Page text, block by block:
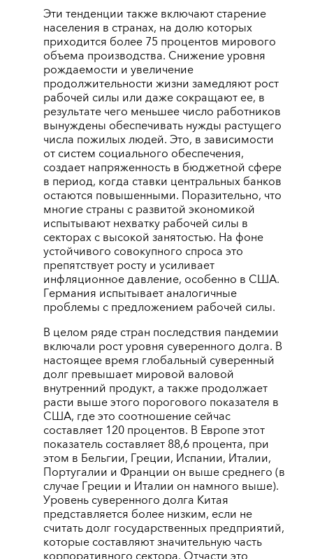
Эти тенденции также включают старение
населения в странах, на долю которых
приходится более 75 процентов мирового
объема производства. Снижение уровня
рождаемости и увеличение
продолжительности жизни замедляют рост
рабочей силы или даже сокращают ее, в
результате чего меньшее число работников
вынуждены обеспечивать нужды растущего
числа пожилых людей. Это, в зависимости
от систем социального обеспечения,
создает напряженность в бюджетной сфере
в период, когда ставки центральных банков
остаются повышенными. Поразительно, что
многие страны с развитой экономикой
испытывают нехватку рабочей силы в
секторах с высокой занятостью. На фоне
устойчивого совокупного спроса это
препятствует росту и усиливает
инфляционное давление, особенно в США.
Германия испытывает аналогичные
проблемы с предложением рабочей силы.
В целом ряде стран последствия пандемии
включали рост уровня суверенного долга. В
настоящее время глобальный суверенный
долг превышает мировой валовой
внутренний продукт, а также продолжает
расти выше этого порогового показателя в
США, где это соотношение сейчас
составляет 120 процентов. В Европе этот
показатель составляет 88,6 процента, при
этом в Бельгии, Греции, Испании, Италии,
Португалии и Франции он выше среднего (в
случае Греции и Италии он намного выше).
Уровень суверенного долга Китая
представляется более низким, если не
считать долг государственных предприятий,
которые составляют значительную часть